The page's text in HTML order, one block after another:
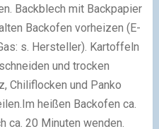
Backblech mit Backpapier
Backofen vorheizen (E-
s. Hersteller). Kartoffeln
und trocken
Chiliflocken und Panko
Im heißen Backofen ca.
ca. 20 Minuten wenden.